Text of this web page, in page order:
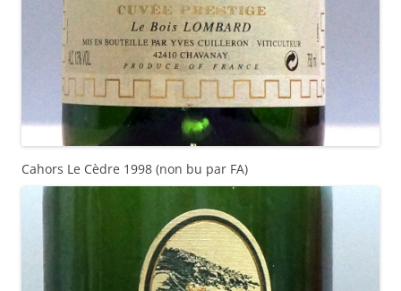
Cahors Le Cèdre 1998 (non bu par FA)